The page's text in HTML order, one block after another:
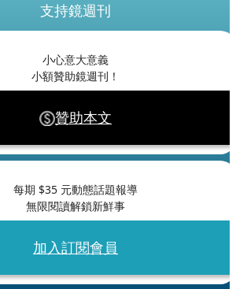
支持鏡週刊
小心意大意義
小額贊助鏡週刊！
贊助本文
每期 $35 元動態話題報導
無限閱讀解鎖新鮮事
加入訂閱會員